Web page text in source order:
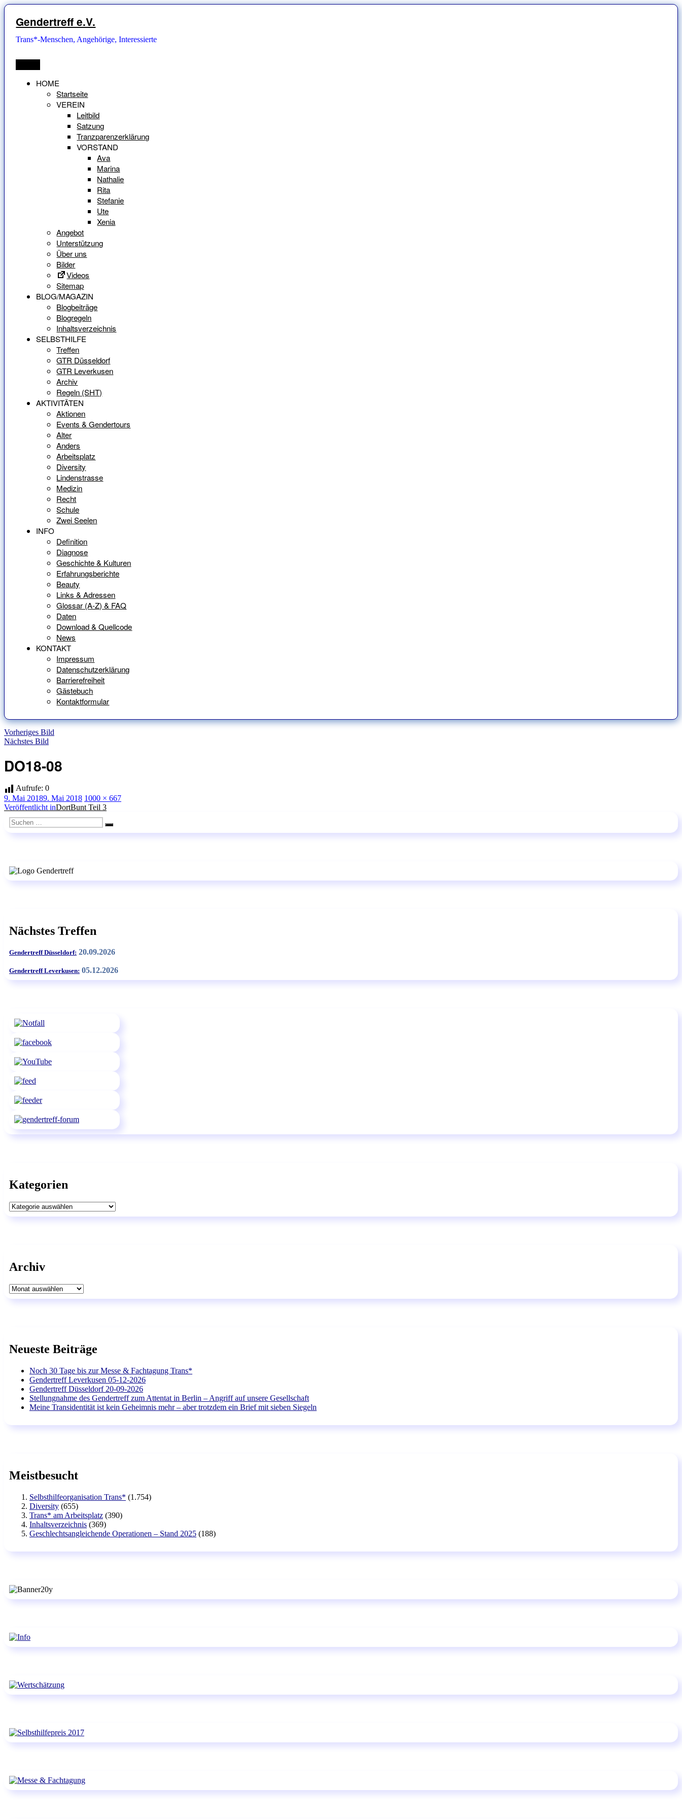
Zum
Inhalt
springen
Gendertreff e.V.
Trans*-Menschen, Angehörige, Interessierte
HOME
Startseite
VEREIN
Leitbild
Satzung
Tranzparenzerklärung
VORSTAND
Ava
Marina
Nathalie
Rita
Stefanie
Ute
Xenia
Angebot
Unterstützung
Über uns
Bilder
Videos
Sitemap
BLOG/MAGAZIN
Blogbeiträge
Blogregeln
Inhaltsverzeichnis
SELBSTHILFE
Treffen
GTR Düsseldorf
GTR Leverkusen
Archiv
Regeln (SHT)
AKTIVITÄTEN
Aktionen
Events & Gendertours
Alter
Anders
Arbeitsplatz
Diversity
Lindenstrasse
Medizin
Recht
Schule
Zwei Seelen
INFO
Definition
Diagnose
Geschichte & Kulturen
Erfahrungsberichte
Beauty
Links & Adressen
Glossar (A-Z) & FAQ
Daten
Download & Quellcode
News
KONTAKT
Impressum
Datenschutzerklärung
Barrierefreiheit
Gästebuch
Kontaktformular
Vorheriges Bild
Nächstes Bild
DO18-08
Aufrufe: 0
Veröffentlicht
am
9. Mai 20189. Mai 2018 Originalgröße
1000 × 667
Beitragsnavigation
Veröffentlicht inDortBunt Teil 3
Suchen
nach:
Suchen
Nächstes Treffen
Gendertreff Düsseldorf: 20.09.2026
Gendertreff Leverkusen: 05.12.2026
Kategorien
Kategorien
Archiv
Archiv
Neueste Beiträge
Noch 30 Tage bis zur Messe & Fachtagung Trans*
Gendertreff Leverkusen 05-12-2026
Gendertreff Düsseldorf 20-09-2026
Stellungnahme des Gendertreff zum Attentat in Berlin – Angriff auf unsere Gesellschaft
Meine Transidentität ist kein Geheimnis mehr – aber trotzdem ein Brief mit sieben Siegeln
Meistbesucht
Selbsthilfeorganisation Trans* (1.754)
Diversity (655)
Trans* am Arbeitsplatz (390)
Inhaltsverzeichnis (369)
Geschlechtsangleichende Operationen – Stand 2025 (188)